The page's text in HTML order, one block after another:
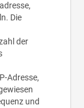
Die
der
Adresse,
und